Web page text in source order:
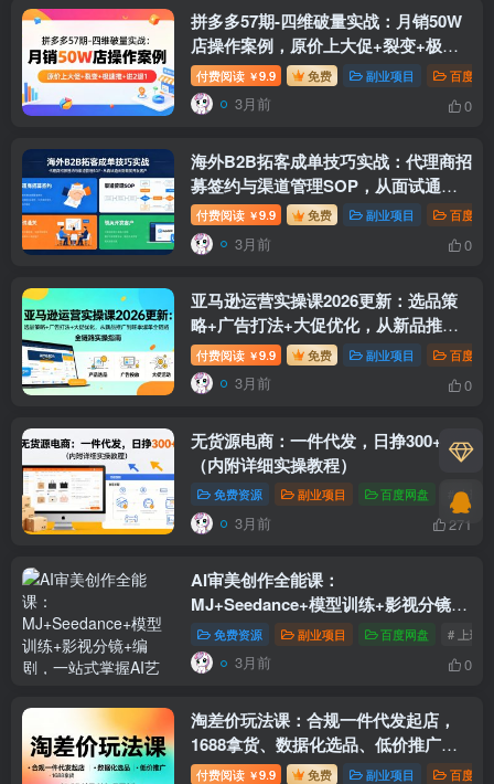
拼多多57期-四维破量实战：月销50W
店操作案例，原价上大促+裂变+极速
推+进2退1
付费阅读 ￥9.9 免费 副业项目 百度网
3月前 0
海外B2B拓客成单技巧实战：代理商招
募签约与渠道管理SOP，从面试通关
到领英开发客户
付费阅读 ￥9.9 免费 副业项目 百度网
3月前 0
亚马逊运营实操课2026更新：选品策
略+广告打法+大促优化，从新品推广
到旺季爆单全链路
付费阅读 ￥9.9 免费 副业项目 百度网
3月前 0
无货源电商：一件代发，日挣300+
（内附详细实操教程）
免费资源 副业项目 百度网盘 # 上班
3月前 271
AI审美创作全能课：
MJ+Seedance+模型训练+影视分镜
+编剧，一站式掌握AI艺术创作
免费资源 副业项目 百度网盘 # 上班
3月前 0
淘差价玩法课：合规一件代发起店，
1688拿货、数据化选品、低价推广，
新手稳健盈利(4月更新）
付费阅读 ￥9.9 免费 副业项目 百度网